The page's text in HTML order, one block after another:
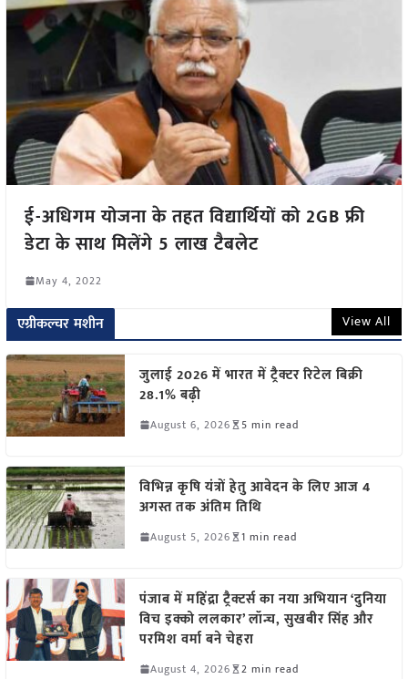
ई-अधिगम योजना के तहत विद्यार्थियों को 2GB फ्री
डेटा के साथ मिलेंगे 5 लाख टैबलेट
May 4, 2022
एग्रीकल्चर मशीन View All
जुलाई 2026 में भारत में ट्रैक्टर रिटेल बिक्री
28.1% बढ़ी
August 6, 2026 5 min read
विभिन्न कृषि यंत्रों हेतु आवेदन के लिए आज 4
अगस्त तक अंतिम तिथि
August 5, 2026 1 min read
पंजाब में महिंद्रा ट्रैक्टर्स का नया अभियान ‘दुनिया
विच इक्को ललकार’ लॉन्च, सुखबीर सिंह और
परमिश वर्मा बने चेहरा
August 4, 2026 2 min read